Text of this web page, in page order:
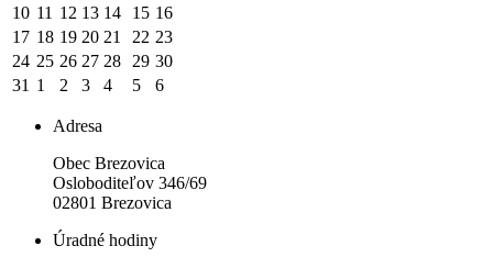
10 11 12 13 14 15 16
17 18 19 20 21 22 23
24 25 26 27 28 29 30
31 1 2 3 4 5 6
Adresa
Obec Brezovica
Osloboditeľov 346/69
02801 Brezovica
Úradné hodiny